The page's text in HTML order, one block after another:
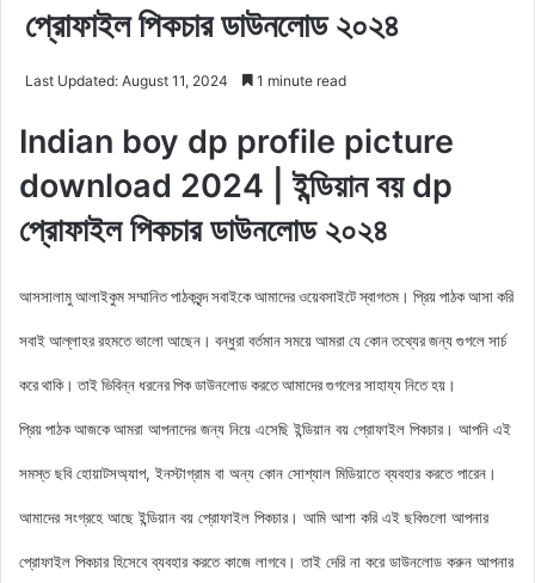
প্রোফাইল পিকচার ডাউনলোড ২০২৪
Last Updated: August 11, 2024 1 minute read
Indian boy dp profile picture
download 2024 | ইন্ডিয়ান বয় dp
প্রোফাইল পিকচার ডাউনলোড ২০২৪
আসসালামু আলাইকুম সম্মানিত পাঠকবৃন্দ সবাইকে আমাদের ওয়েবসাইটে স্বাগতম। প্রিয় পাঠক আসা করি
সবাই আল্লাহর রহমতে ভালো আছেন। বন্ধুরা বর্তমান সময়ে আমরা যে কোন তথ্যের জন্য গুগলে সার্চ
করে থাকি। তাই ভিবিন্ন ধরনের পিক ডাউনলোড করতে আমাদের গুগলের সাহায্য নিতে হয়।
প্রিয় পাঠক আজকেআমরা আপনাদের জন্য নিয়ে এসেছি ইন্ডিয়ান বয় প্রোফাইল পিকচার। আপনি এই
সমস্ত ছবি হোয়াটসঅ্যাপ, ইনস্টাগ্রাম বা অন্য কোন সোশ্যাল মিডিয়াতে ব্যবহার করতে পারেন।
আমাদের সংগ্রহে আছেইন্ডিয়ান বয় প্রোফাইল পিকচার । আমি আশা করি এই ছবিগুলো আপনার
প্রোফাইল পিকচার হিসেবে ব্যবহার করতে কাজে লাগবে। তাই দেরি না করে ডাউনলোড করুন আপনার